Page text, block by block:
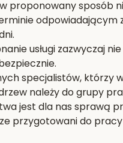
proponowany sposób
usługi zazwyczaj
specjalistów, którzy
należy do grupy
jest dla nas sprawą
przygotowani do